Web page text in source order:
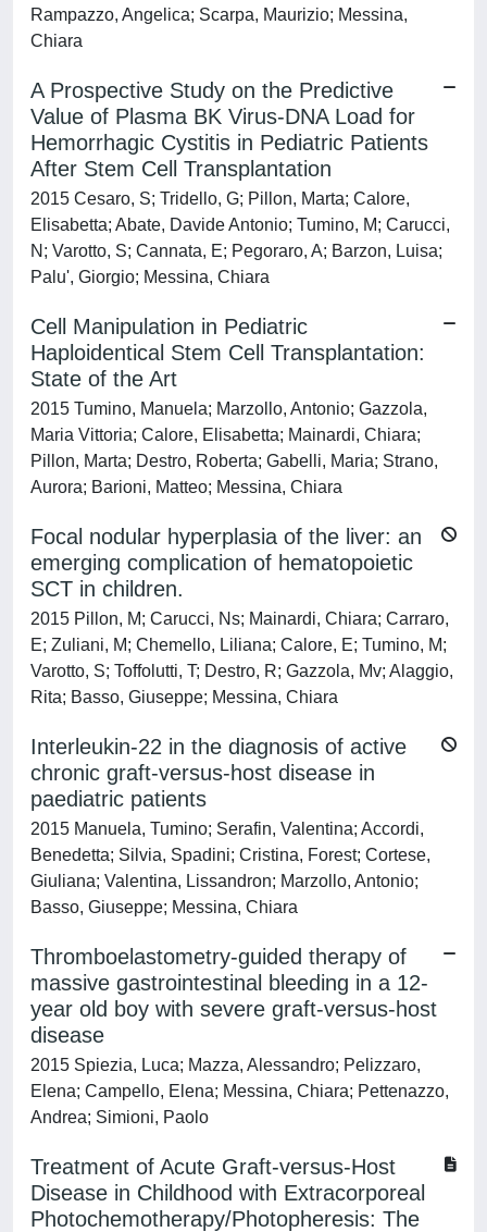
Rampazzo, Angelica; Scarpa, Maurizio; Messina,
Chiara
A Prospective Study on the Predictive
Value of Plasma BK Virus-DNA Load for
Hemorrhagic Cystitis in Pediatric Patients
After Stem Cell Transplantation
2015 Cesaro, S; Tridello, G; Pillon, Marta; Calore,
Elisabetta; Abate, Davide Antonio; Tumino, M; Carucci,
N; Varotto, S; Cannata, E; Pegoraro, A; Barzon, Luisa;
Palu', Giorgio; Messina, Chiara
Cell Manipulation in Pediatric
Haploidentical Stem Cell Transplantation:
State of the Art
2015 Tumino, Manuela; Marzollo, Antonio; Gazzola,
Maria Vittoria; Calore, Elisabetta; Mainardi, Chiara;
Pillon, Marta; Destro, Roberta; Gabelli, Maria; Strano,
Aurora; Barioni, Matteo; Messina, Chiara
Focal nodular hyperplasia of the liver: an
emerging complication of hematopoietic
SCT in children.
2015 Pillon, M; Carucci, Ns; Mainardi, Chiara; Carraro,
E; Zuliani, M; Chemello, Liliana; Calore, E; Tumino, M;
Varotto, S; Toffolutti, T; Destro, R; Gazzola, Mv; Alaggio,
Rita; Basso, Giuseppe; Messina, Chiara
Interleukin-22 in the diagnosis of active
chronic graft-versus-host disease in
paediatric patients
2015 Manuela, Tumino; Serafin, Valentina; Accordi,
Benedetta; Silvia, Spadini; Cristina, Forest; Cortese,
Giuliana; Valentina, Lissandron; Marzollo, Antonio;
Basso, Giuseppe; Messina, Chiara
Thromboelastometry-guided therapy of
massive gastrointestinal bleeding in a 12-
year old boy with severe graft-versus-host
disease
2015 Spiezia, Luca; Mazza, Alessandro; Pelizzaro,
Elena; Campello, Elena; Messina, Chiara; Pettenazzo,
Andrea; Simioni, Paolo
Treatment of Acute Graft-versus-Host
Disease in Childhood with Extracorporeal
Photochemotherapy/Photopheresis: The